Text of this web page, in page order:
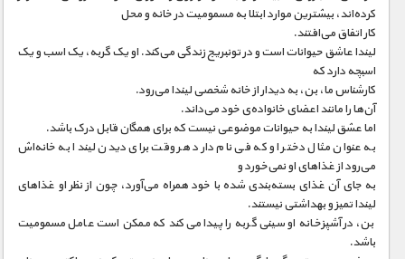
کرده‌اند، بیشترین موارد ابتلا به مسمومیت در خانه و محل
کار اتفاق می‌افتند.
لیندا عاشق حیوانات است و در تونبریج زندگی می‌کند. او یک گربه، یک اسب و یک
اسبچه دارد که
کار‌شناس ما، بن، به دیدار از خانه شخصی لیندا می‌رود.
آن‌ها را مانند اعضای خانواده‌ی خود می‌داند.
اما عشق لیندا به حیوانات موضوعی نیست که برای همگان قابل درک باشد.
به عنوان مثال دختر او که فی نام دارد هر وقت برای دیدن لیندا به خانه‌اش
می‌رود از غذاهای او نمی‌خورد و
به جای آن غذای بسته‌بندی شده با خود همراه می‌آورد، چون از نظر او غذاهای
لیندا تمیز و بهداشتی نیستند.
بن، در آشپزخانه او سینی گربه را پیدا می‌کند که ممکن است عامل مسمومیت
باشد.